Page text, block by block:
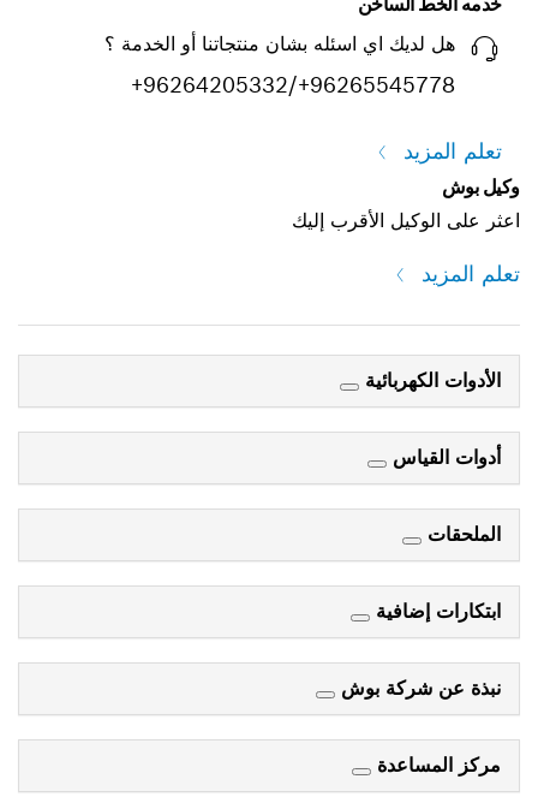
هل لديك اي اسئله بشان منتجاتنا أو الخدمة ؟
+96264205332/+96265545778
تعلم المزيد
وكيل بوش
اعثر على الوكيل الأقرب إليك
تعلم المزيد
الأدوات الكهربائية
أدوات القياس
الملحقات
ابتكارات إضافية
نبذة عن شركة بوش
مركز المساعدة